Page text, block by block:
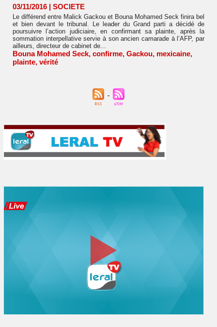
03/11/2016 | SOCIETE
Le différend entre Malick Gackou et Bouna Mohamed Seck finira bel
et bien devant le tribunal. Le leader du Grand parti a décidé de
poursuivre l’action judiciaire, en confirmant sa plainte, après la
sommation interpellative servie à son ancien camarade à l’AFP, par
ailleurs, directeur de cabinet de...
Bouna Mohamed Seck, confirme, Gackou, mexicaine,
plainte, vérité